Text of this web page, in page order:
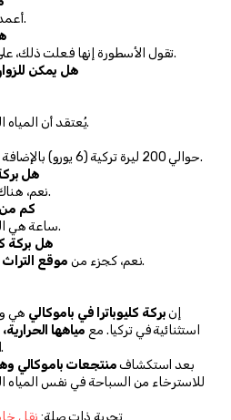
أعمدة رخامية غارقة من زلازل قديمة.
تقول الأسطورة إنها فعلت ذلك، على الرغم من أنها غير مثبتة تاريخياً.
5. هل يمكن
يُعتقد أن المياه الغنية بالمعادن لها فوائد علاجية.
حوالي 200 ليرة تركية (6 يورو) بالإضافة إلى تذكرة باموكالي / هيرابوليس.
8. هل
نعم، هناك مناطق ضحلة مناسبة للأطفال.
9. كم
1–2 ساعة هي المثالية للسباحة والاسترخاء.
10. هل
نعم، كجزء من موقع التراث .
إن بركة كليوباترا في باموكالي
استثنائية في تركيا. مع
، تقدم تجربة لا تعوض.
بعد استكشاف منتجعات باموكالي